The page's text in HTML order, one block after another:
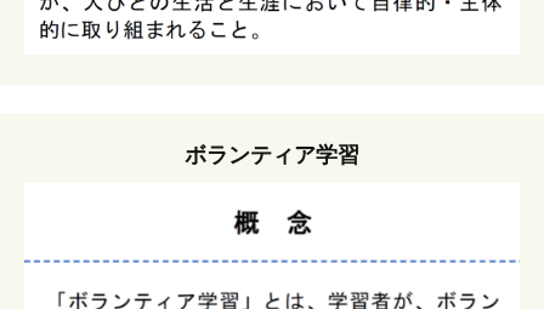
ボランティア学習